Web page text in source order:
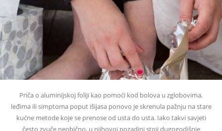
Priča o aluminijskoj foliji kao pomoći kod bolova u zglobovima,
leđima ili simptoma poput išijasa ponovo je skrenula pažnju na stare
kućne metode koje se prenose od usta do usta. Iako takvi savjeti